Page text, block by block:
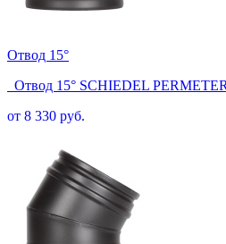
Отвод 15°
Отвод 15° SCHIEDEL
от 8 330 руб.